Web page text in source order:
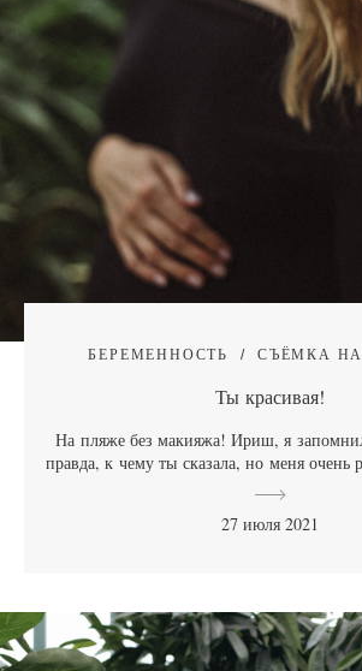
БЕРЕМЕННОСТЬ СЪЁМКА
Ты красивая!
На пляже без макияжа! Ириш, я
правда, к чему ты сказала, но меня очень
27 июля 2021